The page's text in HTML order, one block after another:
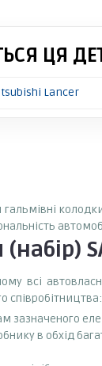
ЦЯ
Lancer
всі
співробітництва:
зазначеного
в обхід